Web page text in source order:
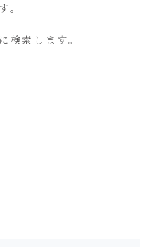
。
検索します。